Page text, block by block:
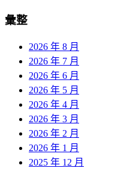
彙整
2026 年 8 月
2026 年 7 月
2026 年 6 月
2026 年 5 月
2026 年 4 月
2026 年 3 月
2026 年 2 月
2026 年 1 月
2025 年 12 月